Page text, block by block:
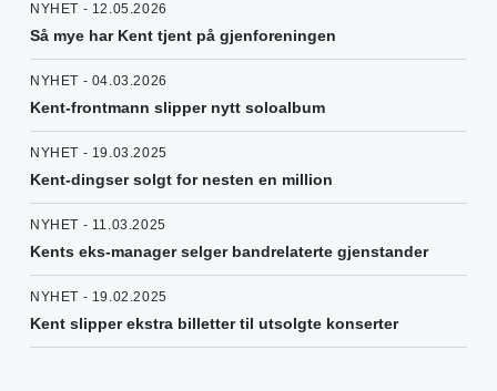
NYHET - 12.05.2026
Så mye har Kent tjent på gjenforeningen
NYHET - 04.03.2026
Kent-frontmann slipper nytt soloalbum
NYHET - 19.03.2025
Kent-dingser solgt for nesten en million
NYHET - 11.03.2025
Kents eks-manager selger bandrelaterte gjenstander
NYHET - 19.02.2025
Kent slipper ekstra billetter til utsolgte konserter